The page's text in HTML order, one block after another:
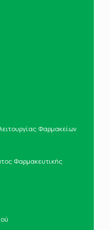
Φαρμακείων
Φαρμακευτικής